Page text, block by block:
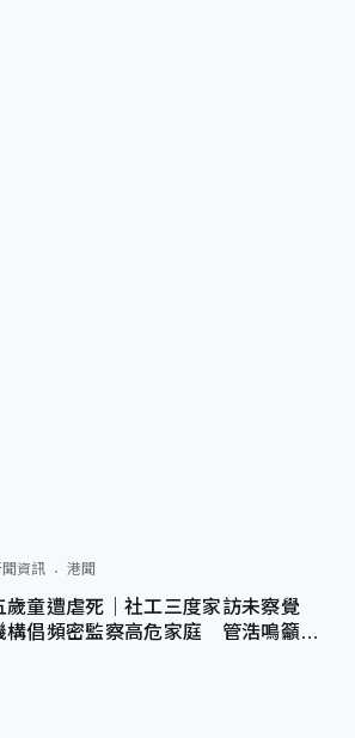
資訊 港聞
歲童遭虐死｜社工三度家訪未察覺
構倡頻密監察高危家庭 管浩鳴籲加